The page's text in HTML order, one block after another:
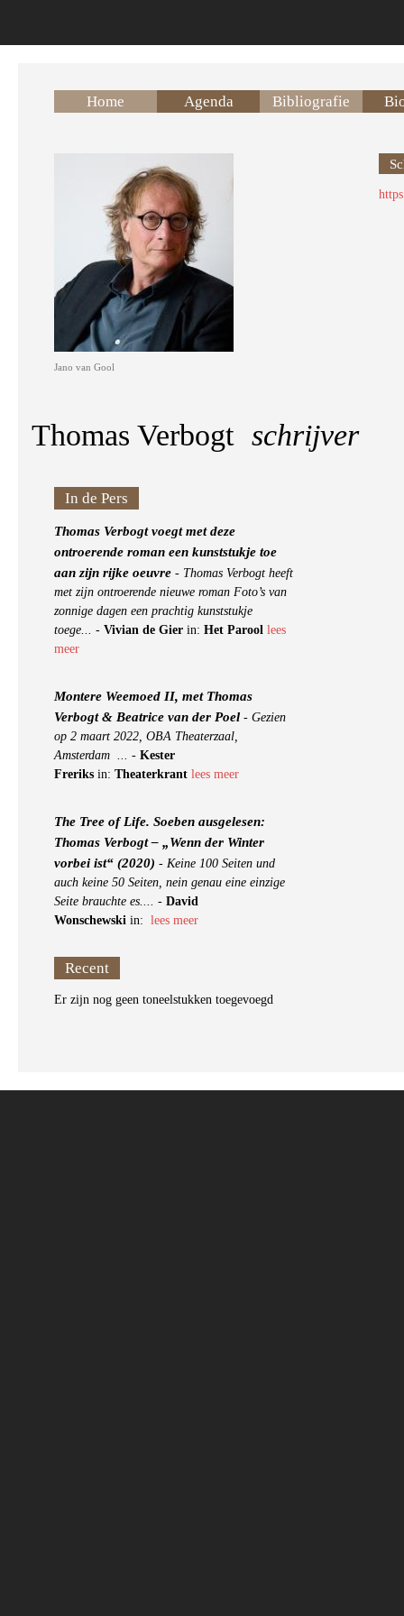
Home Agenda Bibliografie
Jano van Gool
Thomas Verbogt schrijver
In de Pers
Thomas Verbogt voegt met deze
ontroerende roman een kunststukje toe
aan zijn rijke oeuvre - Thomas Verbogt heeft
met zijn ontroerende nieuwe roman Foto’s van
zonnige dagen een prachtig kunststukje
toege... - Vivian de Gier in: Het Parool lees
meer
Montere Weemoed II, met Thomas
Verbogt & Beatrice van der Poel - Gezien
op 2 maart 2022, OBA Theaterzaal,
Amsterdam ... - Kester
Freriks in: Theaterkrant lees meer
The Tree of Life. Soeben ausgelesen:
Thomas Verbogt – „Wenn der Winter
vorbei ist“ (2020) - Keine 100 Seiten und
auch keine 50 Seiten, nein genau eine einzige
Seite brauchte es.... - David
Wonschewski in: lees meer
Recent
Er zijn nog geen toneelstukken toegevoegd